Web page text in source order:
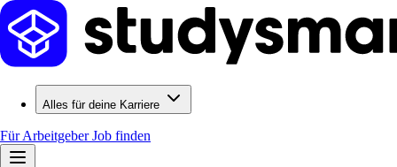
Alles für deine Karriere
Für ArbeitgeberJob finden